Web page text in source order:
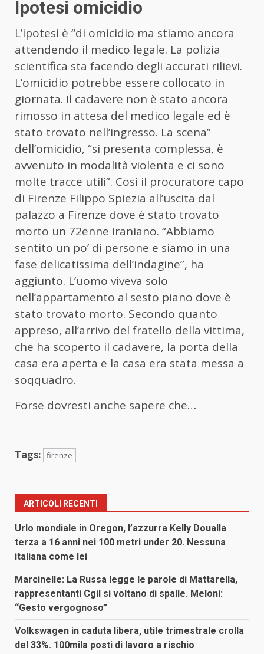
Ipotesi omicidio
L’ipotesi è “di omicidio ma stiamo ancora
attendendo il medico legale. La polizia
scientifica sta facendo degli accurati rilievi.
L’omicidio potrebbe essere collocato in
giornata. Il cadavere non è stato ancora
rimosso in attesa del medico legale ed è
stato trovato nell’ingresso. La scena”
dell’omicidio, “si presenta complessa, è
avvenuto in modalità violenta e ci sono
molte tracce utili”. Così il procuratore capo
di Firenze Filippo Spiezia all’uscita dal
palazzo a Firenze dove è stato trovato
morto un 72enne iraniano. “Abbiamo
sentito un po’ di persone e siamo in una
fase delicatissima dell’indagine”, ha
aggiunto. L’uomo viveva solo
nell’appartamento al sesto piano dove è
stato trovato morto. Secondo quanto
appreso, all’arrivo del fratello della vittima,
che ha scoperto il cadavere, la porta della
casa era aperta e la casa era stata messa a
soqquadro.
Forse dovresti anche sapere che…
Tags: firenze
ARTICOLI RECENTI
Urlo mondiale in Oregon, l’azzurra Kelly Doualla
terza a 16 anni nei 100 metri under 20. Nessuna
italiana come lei
Marcinelle: La Russa legge le parole di Mattarella,
rappresentanti Cgil si voltano di spalle. Meloni:
“Gesto vergognoso”
Volkswagen in caduta libera, utile trimestrale crolla
del 33%. 100mila posti di lavoro a rischio